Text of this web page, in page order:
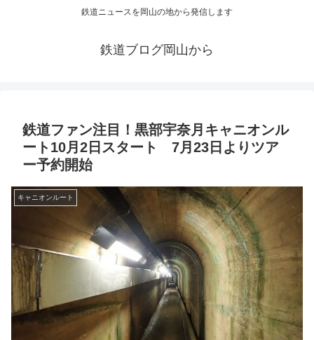
鉄道ニュースを岡山の地から発信します
鉄道ブログ岡山から
鉄道ファン注目！黒部宇奈月キャニオンル
ート10月2日スタート 7月23日よりツア
ー予約開始
キャニオンルート